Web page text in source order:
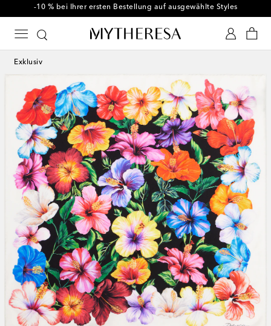
-10 % bei Ihrer ersten Bestellung auf ausgewählte Styles
Exklusiv